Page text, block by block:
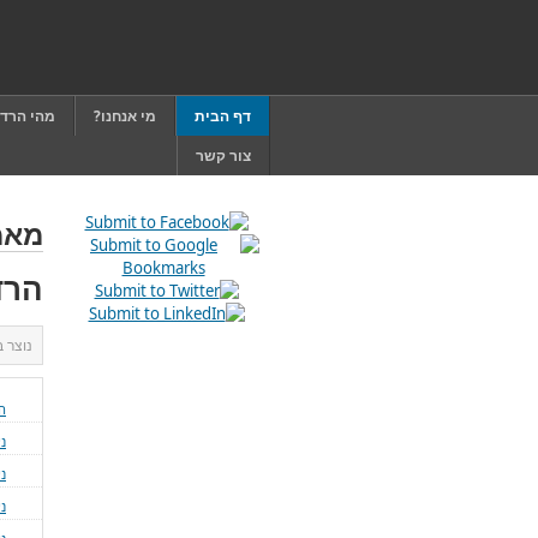
דף הבית מי אנחנו? מהי
צור קשר
נוצר